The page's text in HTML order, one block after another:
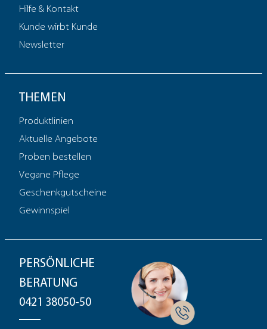
Hilfe & Kontakt
Kunde wirbt Kunde
Newsletter
THEMEN
Produktlinien
Aktuelle Angebote
Proben bestellen
Vegane Pflege
Geschenkgutscheine
Gewinnspiel
PERSÖNLICHE
BERATUNG
0421 38050-50